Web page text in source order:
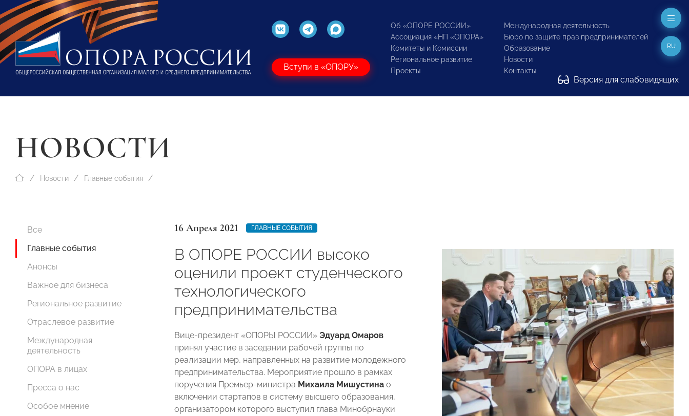
Вступи в «ОПОРУ»
Об «ОПОРЕ РОССИИ»
Ассоциация «НП «ОПОРА»
Комитеты и Комиссии
Региональное развитие
Проекты
Международная деятельность
Бюро по защите прав предпринимателей
Образование
Новости
Контакты
Версия для слабовидящих
RU
НОВОСТИ
Новости Главные события
Все
Главные события
Анонсы
Важное для бизнеса
Региональное развитие
Отраслевое развитие
Международная
деятельность
ОПОРА в лицах
Пресса о нас
Особое мнение
16 Апреля 2021 ГЛАВНЫЕ СОБЫТИЯ
В ОПОРЕ РОССИИ высоко
оценили проект студенческого
технологического
предпринимательства
Вице-президент «ОПОРЫ РОССИИ» Эдуард Омаров
принял участие в заседании рабочей группы по
реализации мер, направленных на развитие молодежного
предпринимательства. Мероприятие прошло в рамках
поручения Премьер-министра Михаила Мишустина о
включении стартапов в систему высшего образования,
организатором которого выступил глава Минобрнауки